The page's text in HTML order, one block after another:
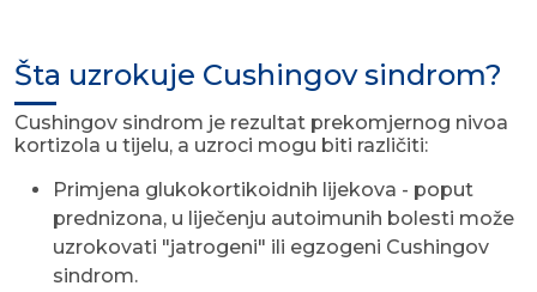
Šta uzrokuje Cushingov sindrom?
Cushingov sindrom je rezultat prekomjernog nivoa
kortizola u tijelu, a uzroci mogu biti različiti:
Primjena glukokortikoidnih lijekova - poput
prednizona, u liječenju autoimunih bolesti može
uzrokovati "jatrogeni" ili egzogeni Cushingov
sindrom.